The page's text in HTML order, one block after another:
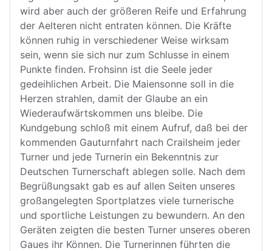
wird aber auch der größeren Reife und Erfahrung
der Aelteren nicht entraten können. Die Kräfte
können ruhig in verschiedener Weise wirksam
sein, wenn sie sich nur zum Schlusse in einem
Punkte finden. Frohsinn ist die Seele jeder
gedeihlichen Arbeit. Die Maiensonne soll in die
Herzen strahlen, damit der Glaube an ein
Wiederaufwärtskommen uns bleibe. Die
Kundgebung schloß mit einem Aufruf, daß bei der
kommenden Gauturnfahrt nach Crailsheim jeder
Turner und jede Turnerin ein Bekenntnis zur
Deutschen Turnerschaft ablegen solle. Nach dem
Begrüßungsakt gab es auf allen Seiten unseres
großangelegten Sportplatzes viele turnerische
und sportliche Leistungen zu bewundern. An den
Geräten zeigten die besten Turner unseres oberen
Gaues ihr Können. Die Turnerinnen führten die